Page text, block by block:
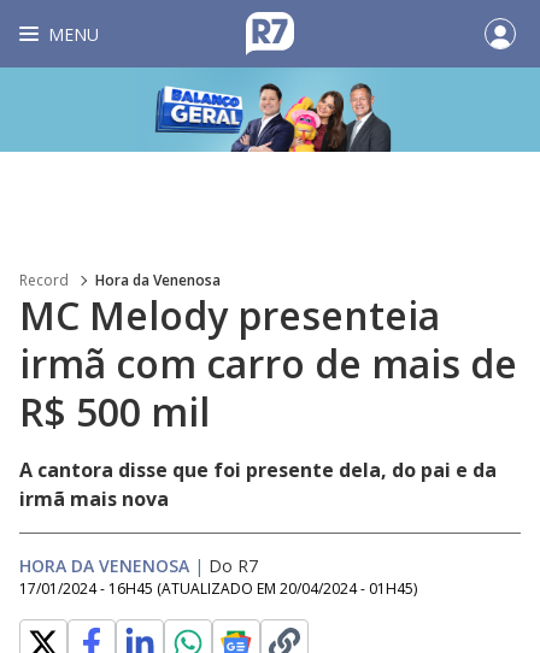
MENU
Record Hora da Venenosa
MC Melody presenteia
irmã com carro de mais de
R$ 500 mil
A cantora disse que foi presente dela, do pai e da
irmã mais nova
HORA DA VENENOSA | Do R7
17/01/2024 - 16H45 (ATUALIZADO EM 20/04/2024 - 01H45)